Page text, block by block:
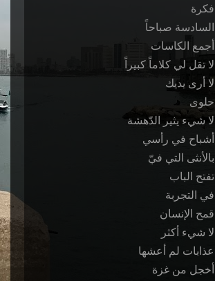
فكرة
السادسة صباحاً
أجمع الكاسات
لا تقل لي كلاماً كبيراً
لا أرى يديك
حلوى
لا شيء يثير الدّهشة
أشباح في رأسي
بالأنثى التي فيّ
تفتح الباب
في التجربة
قمح الإنسان
لا شيء أكثر
عذابات لم أعشها
أخجل من غزة